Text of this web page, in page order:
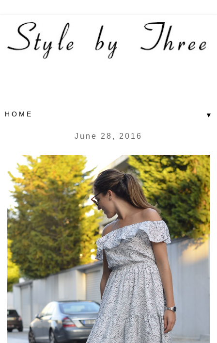
▼
June 28, 2016